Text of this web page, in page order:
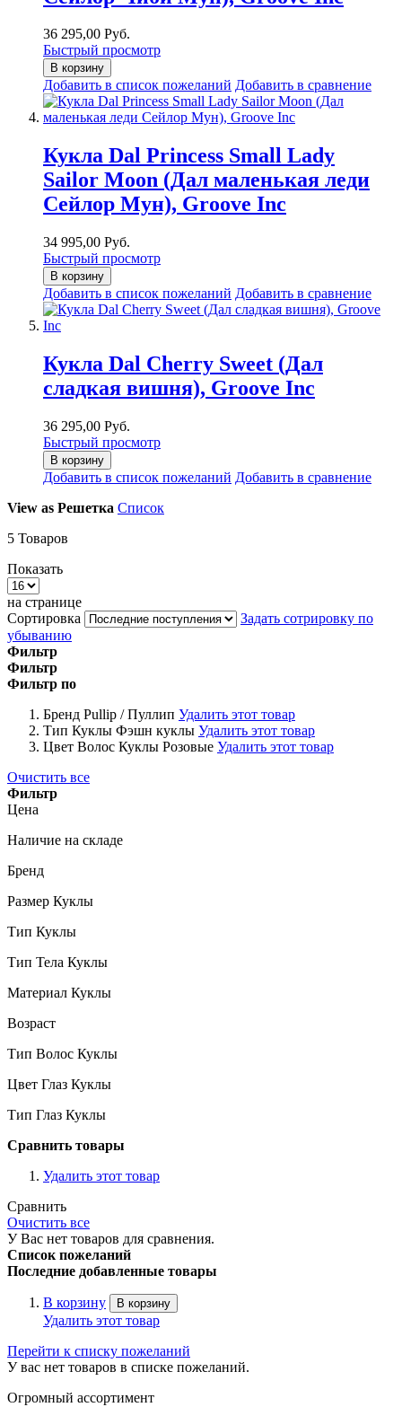
36 295,00 Руб.
Быстрый просмотр
В корзину
Добавить в список пожеланий Добавить в сравнение
Кукла Dal Princess Small Lady
Sailor Moon (Дал маленькая леди
Сейлор Мун), Groove Inc
34 995,00 Руб.
Быстрый просмотр
В корзину
Добавить в список пожеланий Добавить в сравнение
Кукла Dal Cherry Sweet (Дал
сладкая вишня), Groove Inc
36 295,00 Руб.
Быстрый просмотр
В корзину
Добавить в список пожеланий Добавить в сравнение
View as Решетка Список
5 Товаров
Показать
на странице
Сортировка
Задать сотрировку по
убыванию
Фильтр
Фильтр
Фильтр по
Бренд Pullip / Пуллип Удалить этот товар
Тип Куклы Фэшн куклы Удалить этот товар
Цвет Волос Куклы Розовые Удалить этот товар
Очистить все
Фильтр
Цена
Наличие на складе
Бренд
Размер Куклы
Тип Куклы
Тип Тела Куклы
Материал Куклы
Возраст
Тип Волос Куклы
Цвет Глаз Куклы
Тип Глаз Куклы
Сравнить товары
Удалить этот товар
Сравнить
Очистить все
У Вас нет товаров для сравнения.
Список пожеланий
Последние добавленные товары
В корзину В корзину
Удалить этот товар
Перейти к списку пожеланий
У вас нет товаров в списке пожеланий.
Огромный ассортимент